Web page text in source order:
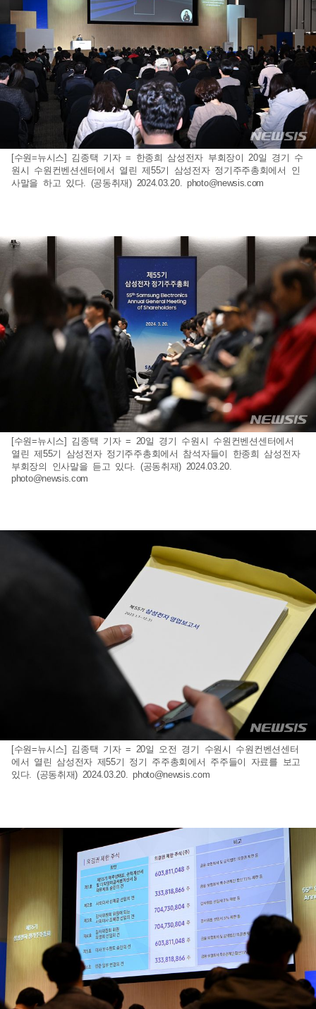
[수원=뉴시스] 김종택 기자 = 한종희 삼성전자 부회장이 20일 경기 수
원시 수원컨벤션센터에서 열린 제55기 삼성전자 정기주주총회에서 인
사말을 하고 있다. (공동취재) 2024.03.20. photo@newsis.com
[수원=뉴시스] 김종택 기자 = 20일 경기 수원시 수원컨벤션센터에서
열린 제55기 삼성전자 정기주주총회에서 참석자들이 한종희 삼성전자
부회장의 인사말을 듣고 있다. (공동취재) 2024.03.20.
photo@newsis.com
[수원=뉴시스] 김종택 기자 = 20일 오전 경기 수원시 수원컨벤션센터
에서 열린 삼성전자 제55기 정기 주주총회에서 주주들이 자료를 보고
있다. (공동취재) 2024.03.20.photo@newsis.com